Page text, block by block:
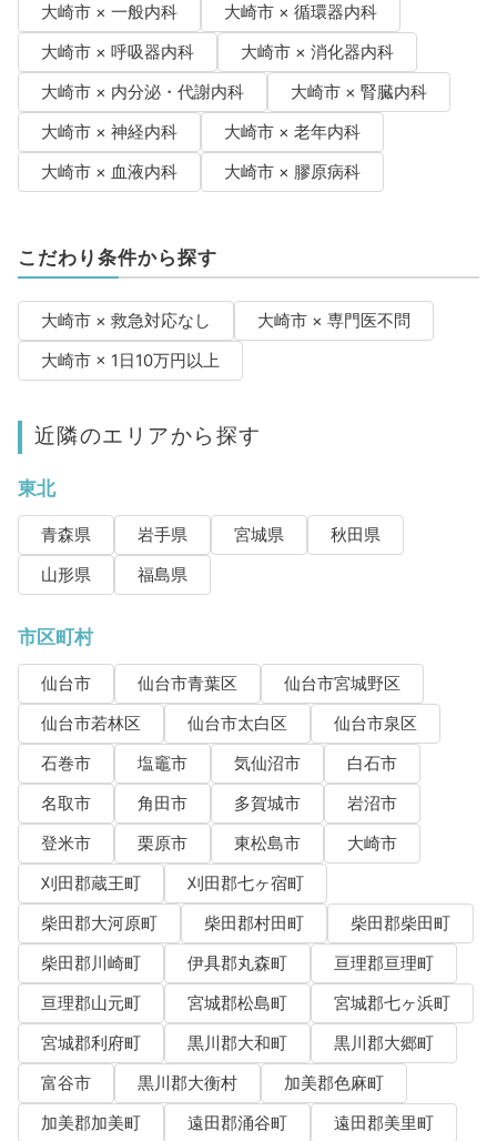
大崎市 × 一般内科
大崎市 × 循環器内科
大崎市 × 呼吸器内科
大崎市 × 消化器内科
大崎市 × 内分泌・代謝内科
大崎市 × 腎臓内科
大崎市 × 神経内科
大崎市 × 老年内科
大崎市 × 血液内科
大崎市 × 膠原病科
こだわり条件から探す
大崎市 × 救急対応なし
大崎市 × 専門医不問
大崎市 × 1日10万円以上
近隣のエリアから探す
東北
青森県 岩手県 宮城県
秋田県
山形県
福島県
市区町村
仙台市 仙台市青葉区
仙台市宮城野区
仙台市若林区
仙台市太白区
仙台市泉区
石巻市
塩竈市 気仙沼市
白石市
名取市
角田市 多賀城市
岩沼市
登米市
栗原市 東松島市
大崎市
刈田郡蔵王町
刈田郡七ヶ宿町
柴田郡大河原町
柴田郡村田町
柴田郡柴田町
柴田郡川崎町
伊具郡丸森町
亘理郡亘理町
亘理郡山元町
宮城郡松島町
宮城郡七ヶ浜町
宮城郡利府町
黒川郡大和町
黒川郡大郷町
富谷市
黒川郡大衡村
加美郡色麻町
加美郡加美町
遠田郡涌谷町
遠田郡美里町